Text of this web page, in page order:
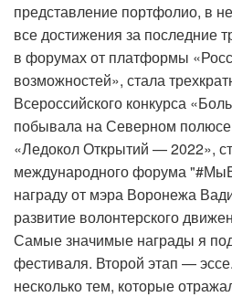
представление портфолио, в
все достижения за последние
в форумах от платформы
возможностей», стала
Всероссийского конкурса
побывала на Северном полюсе
«Ледокол Открытий — 2022»,
международного форума
награду от мэра Воронежа
развитие волонтерского
Самые значимые награды я
фестиваля. Второй этап —
несколько тем, которые